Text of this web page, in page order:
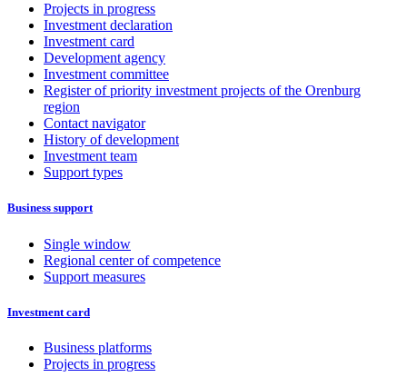
Projects in progress
Investment declaration
Investment card
Development agency
Investment committee
Register of priority investment projects of the Orenburg
region
Contact navigator
History of development
Investment team
Support types
Business support
Single window
Regional center of competence
Support measures
Investment card
Business platforms
Projects in progress